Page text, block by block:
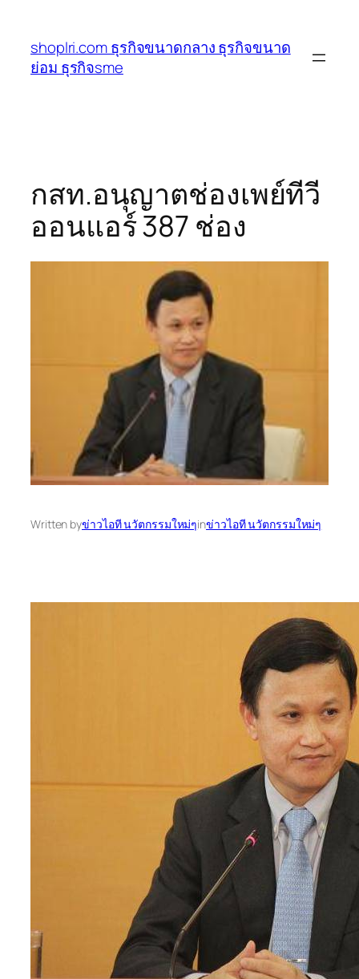
เนื้อหา
shoplri.com ธุรกิจขนาดกลาง ธุรกิจขนาด
ย่อม ธุรกิจsme
กสท.อนุญาตช่องเพย์ทีวี
ออนแอร์ 387 ช่อง
Written byข่าวไอที นวัตกรรมใหม่ๆinข่าวไอที นวัตกรรมใหม่ๆ